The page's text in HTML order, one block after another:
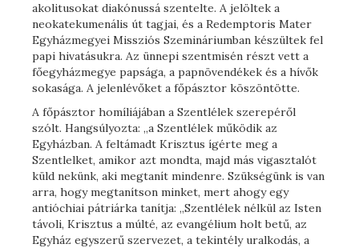
akolitusokat diakónussá szentelte. A jelöltek a
neokatekumenális út tagjai, és a Redemptoris Mater
Egyházmegyei Missziós Szemináriumban készültek fel
papi hivatásukra. Az ünnepi szentmisén részt vett a
főegyházmegye papsága, a papnövendékek és a hívők
sokasága. A jelenlévőket a főpásztor köszöntötte.
A főpásztor homíliájában a Szentlélek szerepéről
szólt. Hangsúlyozta: „a Szentlélek működik az
Egyházban. A feltámadt Krisztus ígérte meg a
Szentlelket, amikor azt mondta, majd más vigasztalót
küld nekünk, aki megtanít mindenre. Szükségünk is van
arra, hogy megtanítson minket, mert ahogy egy
antióchiai pátriárka tanítja: „Szentlélek nélkül az Isten
távoli, Krisztus a múlté, az evangélium holt betű, az
Egyház egyszerű szervezet, a tekintély uralkodás, a